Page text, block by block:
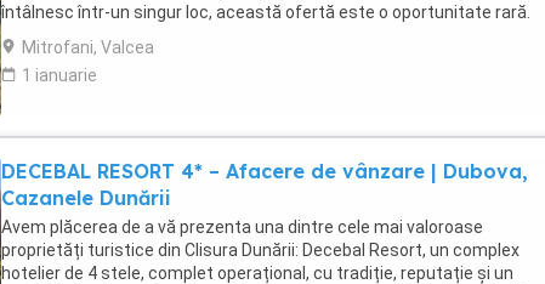
întâlnesc într-un singur loc, această ofertă este o oportunitate rară.
Situată în satul Mitrofani, județul ...
Mitrofani, Valcea
1 ianuarie
DECEBAL RESORT 4* – Afacere de vânzare | Dubova,
Cazanele Dunării
Avem plăcerea de a vă prezenta una dintre cele mai valoroase
proprietăți turistice din Clisura Dunării: Decebal Resort, un complex
hotelier de 4 stele, complet operațional, cu tradiție, reputație și un